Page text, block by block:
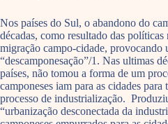
Nos países do Sul, o abandono do
décadas, como resultado das
migração campo-cidade, provocando
“descamponesação”/1. Nas ultimas
países, não tomou a forma de um
camponeses iam para as cidades
processo de industrialização.
“urbanização desconectada da